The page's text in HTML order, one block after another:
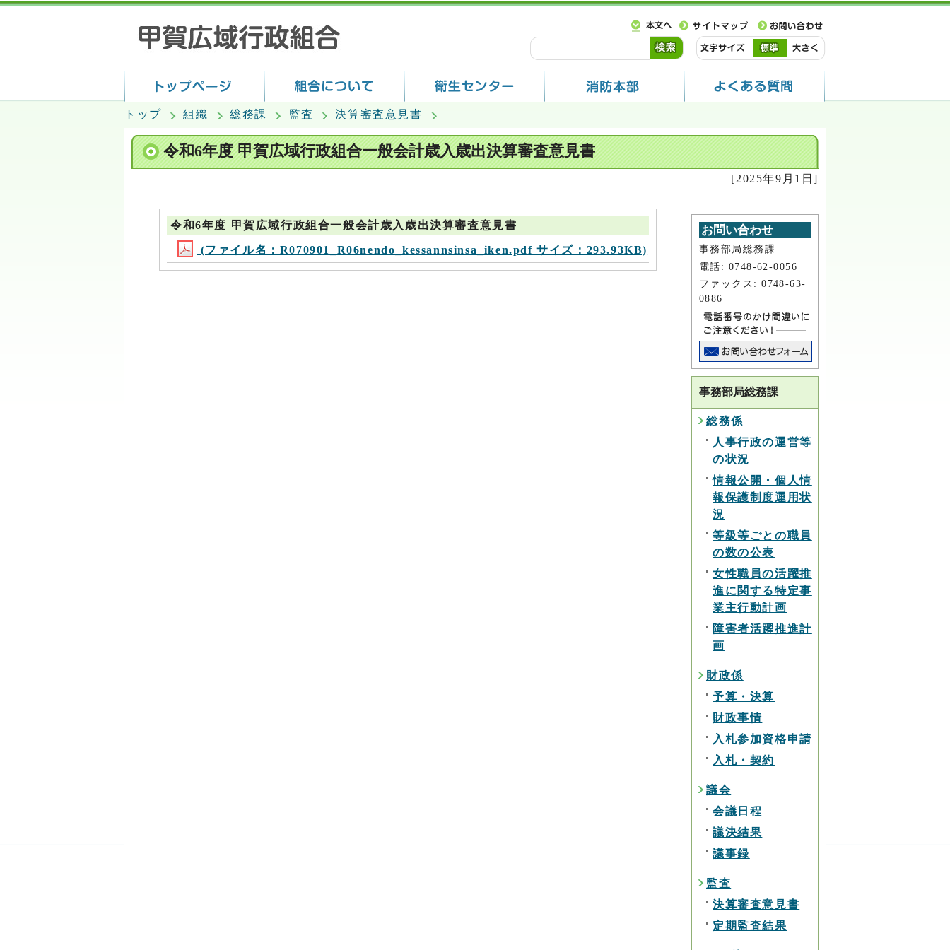
トップ 組織 総務課 監査 決算審査意見書
令和6年度 甲賀広域行政組合一般会計歳入歳出決算審査意見書
[2025年9月1日]
令和6年度 甲賀広域行政組合一般会計歳入歳出決算審査意見書
(ファイル名：R070901_R06nendo_kessannsinsa_iken.pdf サイズ：293.93KB)
お問い合わせ
事務部局総務課
電話: 0748-62-0056
ファックス: 0748-63-
0886
事務部局総務課
総務係
人事行政の運営等
の状況
情報公開・個人情
報保護制度運用状
況
等級等ごとの職員
の数の公表
女性職員の活躍推
進に関する特定事
業主行動計画
障害者活躍推進計
画
財政係
予算・決算
財政事情
入札参加資格申請
入札・契約
議会
会議日程
議決結果
議事録
監査
決算審査意見書
定期監査結果